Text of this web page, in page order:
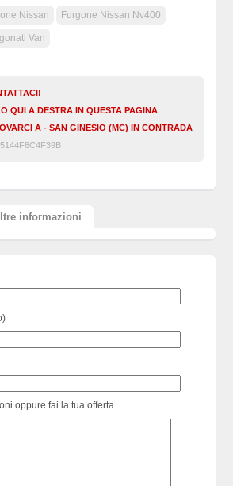
Nissan Furgone Nissan Nv400
Van
QUI A DESTRA IN QUESTA PAGINA
A - SAN GINESIO (MC) IN CONTRADA
informazioni
oppure fai la tua offerta